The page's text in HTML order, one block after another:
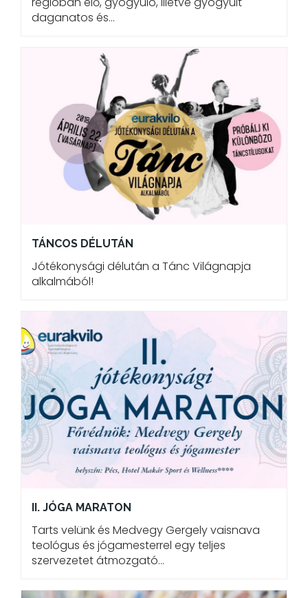
daganatos és…
TÁNCOS DÉLUTÁN
Jótékonysági délután a Tánc Világnapja
alkalmából!
II. JÓGA MARATON
Tarts velünk és Medvegy Gergely vaisnava
teológus és jógamesterrel egy teljes
szervezetet átmozgató…